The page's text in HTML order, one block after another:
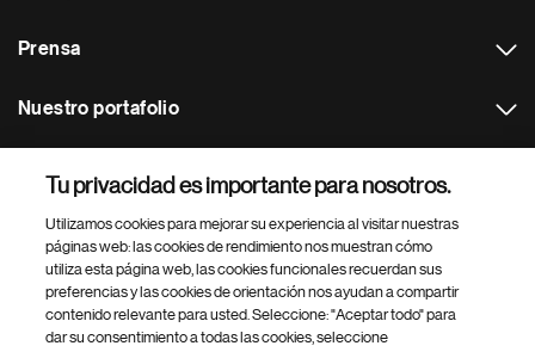
Prensa
Nuestro portafolio
Footer Site Search
Tu privacidad es importante para nosotros.
Utilizamos cookies para mejorar su experiencia al visitar nuestras
páginas web: las cookies de rendimiento nos muestran cómo
utiliza esta página web, las cookies funcionales recuerdan sus
preferencias y las cookies de orientación nos ayudan a compartir
contenido relevante para usted. Seleccione: "Aceptar todo" para
dar su consentimiento a todas las cookies, seleccione